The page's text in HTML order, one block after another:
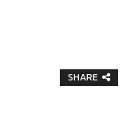
SHARE